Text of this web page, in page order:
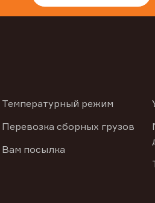
Температурный режим
Перевозка сборных грузов
Вам посылка